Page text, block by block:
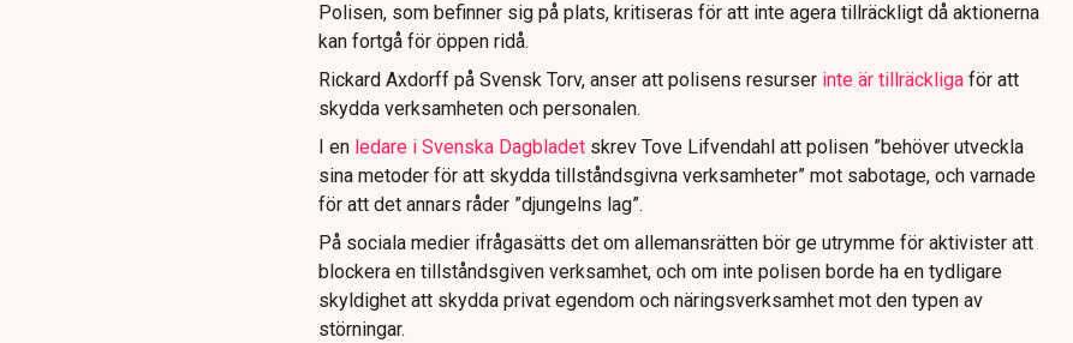
Polisen, som befinner sig på plats, kritiseras för att inte agera tillräckligt då aktionerna
kan fortgå för öppen ridå.
Rickard Axdorff på Svensk Torv, anser att polisens resurser inte är tillräckliga för att
skydda verksamheten och personalen.
I en ledare i Svenska Dagbladet skrev Tove Lifvendahl att polisen ”behöver utveckla
sina metoder för att skydda tillståndsgivna verksamheter” mot sabotage, och varnade
för att det annars råder ”djungelns lag”.
På sociala medier ifrågasätts det om allemansrätten bör ge utrymme för aktivister att
blockera en tillståndsgiven verksamhet, och om inte polisen borde ha en tydligare
skyldighet att skydda privat egendom och näringsverksamhet mot den typen av
störningar.